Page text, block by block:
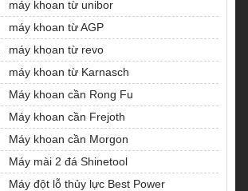
máy khoan từ unibor
máy khoan từ AGP
máy khoan từ revo
máy khoan từ Karnasch
Máy khoan cần Rong Fu
Máy khoan cần Frejoth
Máy khoan cần Morgon
Máy mài 2 đá Shinetool
Máy đột lỗ thủy lực Best Power